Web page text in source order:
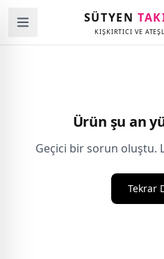
SÜTYEN
KIŞKIRTICI VE
Ürün şu an
Geçici bir sorun oluştu.
Tekrar